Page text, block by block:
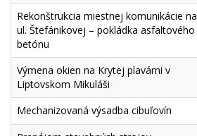
Rekonštrukcia miestnej komunikácie na
ul. Štefánikovej – pokládka asfaltového
betónu
Výmena okien na Krytej plavárni v
Liptovskom Mikuláši
Mechanizovaná výsadba cibuľovín